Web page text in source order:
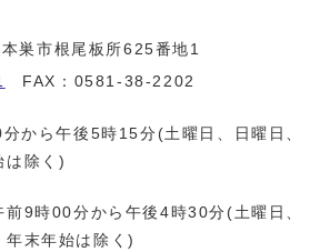
巣市根尾板所625番地1
FAX：0581-38-2202
から午後5時15分(土曜日、日曜日、
は除く)
9時00分から午後4時30分(土曜日、
年末年始は除く)